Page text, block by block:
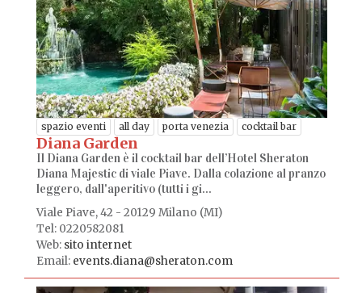
spazio eventi all day porta venezia cocktail bar
Diana Garden
Il Diana Garden è il cocktail bar dell’Hotel Sheraton
Diana Majestic di viale Piave. Dalla colazione al pranzo
leggero, dall'aperitivo (tutti i gi...
Viale Piave, 42 - 20129 Milano (MI)
Tel: 0220582081
Web: sito internet
Email: events.diana@sheraton.com